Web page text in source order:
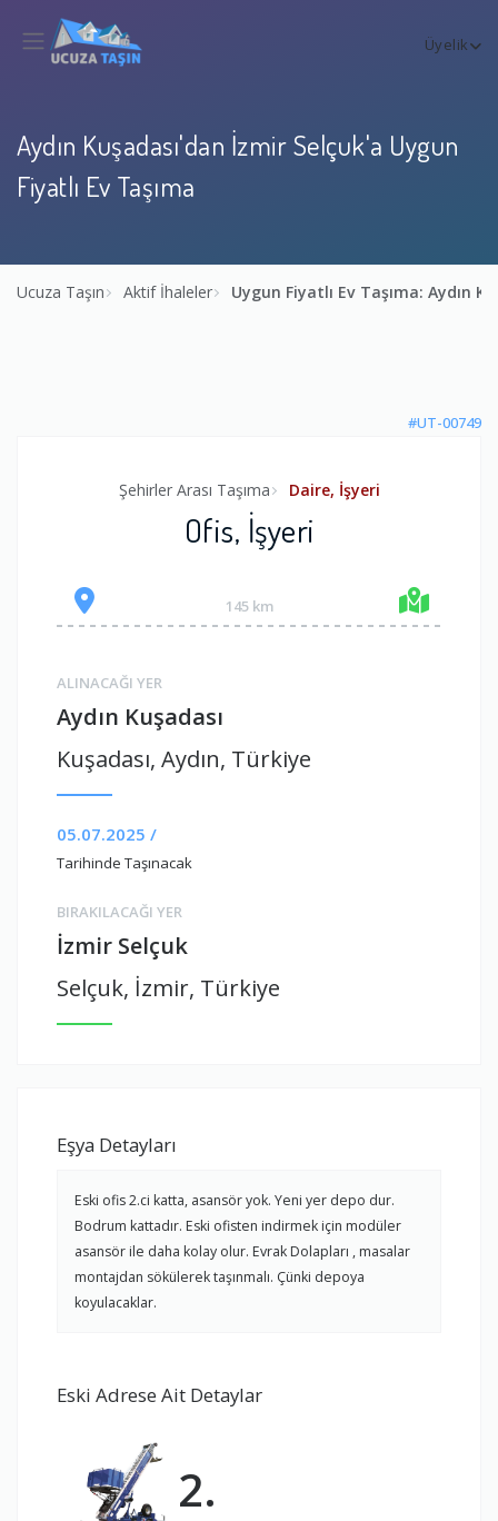
Üyelik
Aydın Kuşadası'dan İzmir Selçuk'a Uygun
Fiyatlı Ev Taşıma
Ucuza Taşın Aktif İhaleler Uygun Fiyatlı Ev Taşıma: Aydın
#UT-00749
Şehirler Arası Taşıma Daire, İşyeri
Ofis, İşyeri
145 km
ALINACAĞI YER
Aydın Kuşadası
Kuşadası, Aydın, Türkiye
05.07.2025 /
Tarihinde Taşınacak
BIRAKILACAĞI YER
İzmir Selçuk
Selçuk, İzmir, Türkiye
Eşya Detayları
Eski ofis 2.ci katta, asansör yok. Yeni yer depo dur.
Bodrum kattadır. Eski ofisten indirmek için modüler
asansör ile daha kolay olur. Evrak Dolapları , masalar
montajdan sökülerek taşınmalı. Çünki depoya
koyulacaklar.
Eski Adrese Ait Detaylar
2.